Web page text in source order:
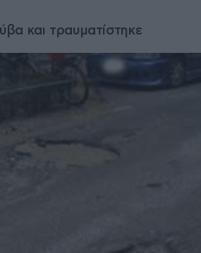
και τραυματίστηκε